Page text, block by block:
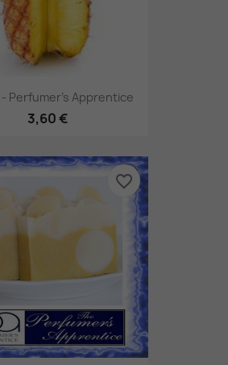
- Perfumer's Apprentice
3,60 €
favorite_border